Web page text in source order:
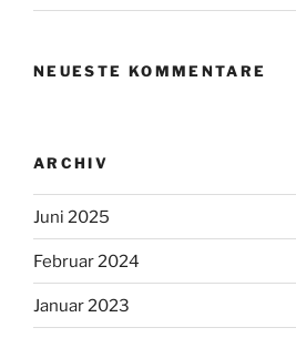
NEUESTE KOMMENTARE
ARCHIV
Juni 2025
Februar 2024
Januar 2023